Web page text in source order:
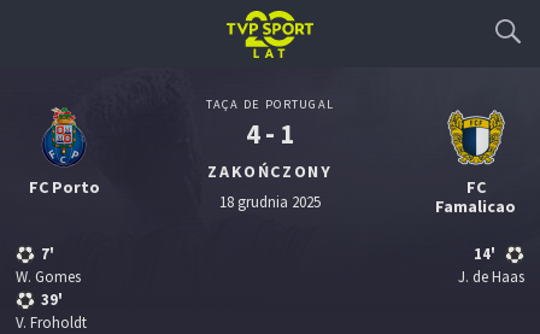
FC Porto
7'
W. Gomes
39'
V. Froholdt
TAÇA DE PORTUGAL
4 - 1
ZAKOŃCZONY
18 grudnia 2025
FC
Famalicao
14'
J. de Haas